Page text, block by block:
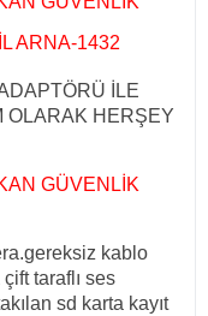
ARNA-1432
İLE
OLARAK HERŞEY
GÜVENLİK
kablo
taraflı ses
sd karta kayıt